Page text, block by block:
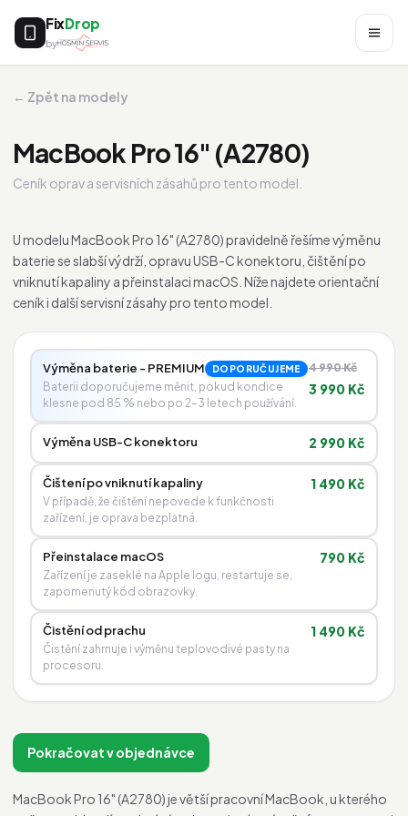
FixDrop
by
← Zpět na modely
MacBook Pro 16" (A2780)
Ceník oprav a servisních zásahů pro tento model.
U modelu MacBook Pro 16" (A2780) pravidelně řešíme výměnu
baterie se slabší výdrží, opravu USB-C konektoru, čištění po
vniknutí kapaliny a přeinstalaci macOS. Níže najdete orientační
ceník i další servisní zásahy pro tento model.
Výměna baterie - PREMIUM DOPORUČUJEME
Baterii doporučujeme měnit, pokud kondice
klesne pod 85 % nebo po 2–3 letech používání.
4 990 Kč
3 990 Kč
Výměna USB-C konektoru 2 990 Kč
Čištení po vniknutí kapaliny
V případě, že čištění nepovede k funkčnosti
zařízení, je oprava bezplatná.
1 490 Kč
Přeinstalace macOS
Zařízení je zaseklé na Apple logu, restartuje se,
zapomenutý kód obrazovky.
790 Kč
Čistění od prachu
Čistění zahrnuje i výměnu teplovodivé pasty na
procesoru.
1 490 Kč
Pokračovat v objednávce
MacBook Pro 16" (A2780) je větší pracovní MacBook, u kterého